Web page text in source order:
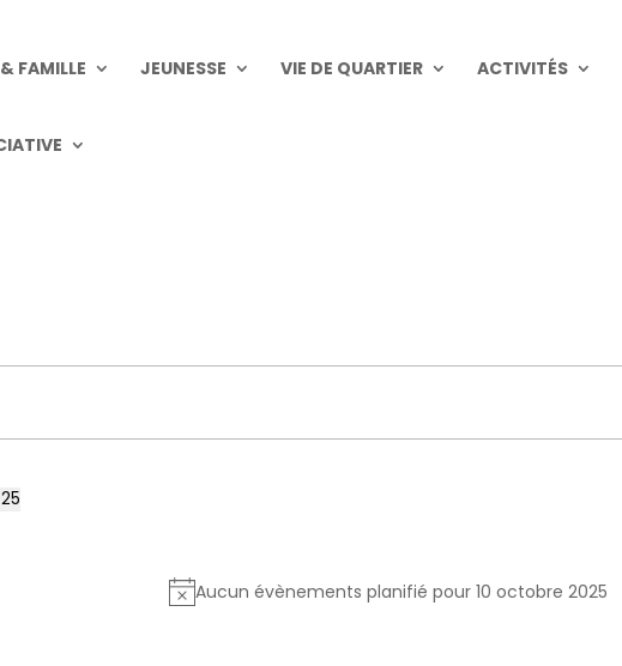
FAMILLE JEUNESSE VIE DE QUARTIER ACTIVITÉS
Aucun évènements planifié pour 10 octobre 2025